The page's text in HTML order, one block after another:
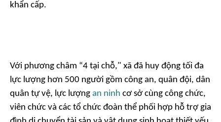
khẩn cấp.
Với phương châm “4 tại chỗ," xã đã huy động tối đa
lực lượng hơn 500 người gồm công an, quân đội, dân
quân tự vệ, lực lượng an ninh cơ sở cùng công chức,
viên chức và các tổ chức đoàn thể phối hợp hỗ trợ gia